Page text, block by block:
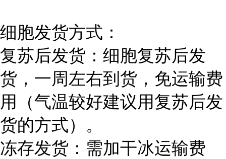
细胞发货方式：
复苏后发货：细胞复苏后发
货，一周左右到货，免运输费
用（气温较好建议用复苏后发
货的方式）。
冻存发货：需加干冰运输费